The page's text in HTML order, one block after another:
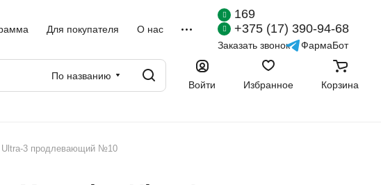
Для покупателя О нас
169
+375 (17) 390-94-68
Заказать звонок ФармаБот
По названию
Войти
Избранное Корзина
Ultra-3 продлевающий №10